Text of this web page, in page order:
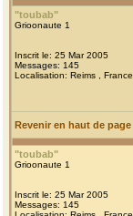
"toubab"
Grioonaute 1
Inscrit le: 25 Mar 2005
Messages: 145
Localisation: Reims , France
Revenir en haut de page
"toubab"
Grioonaute 1
Inscrit le: 25 Mar 2005
Messages: 145